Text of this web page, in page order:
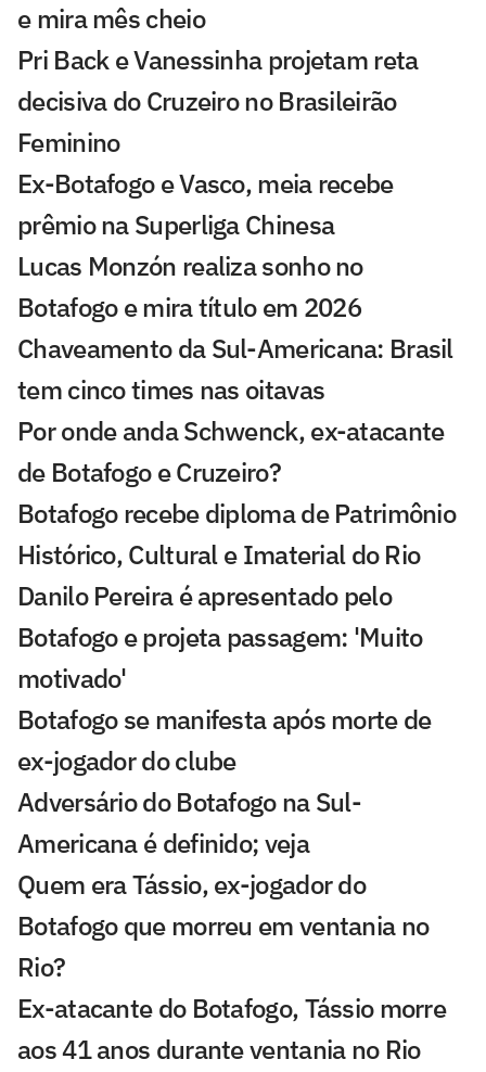
e mira mês cheio
Pri Back e Vanessinha projetam reta
decisiva do Cruzeiro no Brasileirão
Feminino
Ex-Botafogo e Vasco, meia recebe
prêmio na Superliga Chinesa
Lucas Monzón realiza sonho no
Botafogo e mira título em 2026
Chaveamento da Sul-Americana: Brasil
tem cinco times nas oitavas
Por onde anda Schwenck, ex-atacante
de Botafogo e Cruzeiro?
Botafogo recebe diploma de Patrimônio
Histórico, Cultural e Imaterial do Rio
Danilo Pereira é apresentado pelo
Botafogo e projeta passagem: 'Muito
motivado'
Botafogo se manifesta após morte de
ex-jogador do clube
Adversário do Botafogo na Sul-
Americana é definido; veja
Quem era Tássio, ex-jogador do
Botafogo que morreu em ventania no
Rio?
Ex-atacante do Botafogo, Tássio morre
aos 41 anos durante ventania no Rio